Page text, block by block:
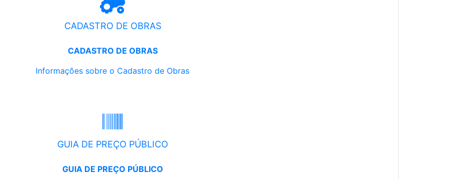
CADASTRO DE OBRAS
CADASTRO DE OBRAS
Informações sobre o Cadastro de Obras
GUIA DE PREÇO PÚBLICO
GUIA DE PREÇO PÚBLICO